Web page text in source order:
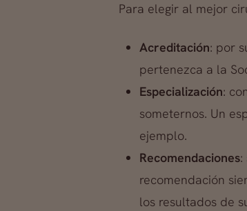
Para elegir al mejor
Acreditación: por
pertenezca a la
Especialización:
someternos. Un
ejemplo.
Recomendaciones:
recomendación
los resultados de